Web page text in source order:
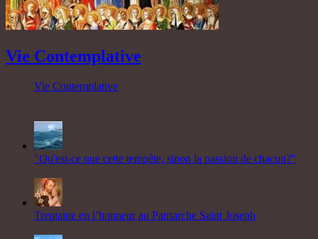
Vie Contemplative
Vie Contemplative
"Qu'est-ce que cette tempête, sinon la passion de chacun?"
Trentaine en l’honneur au Patriarche Saint Joseph